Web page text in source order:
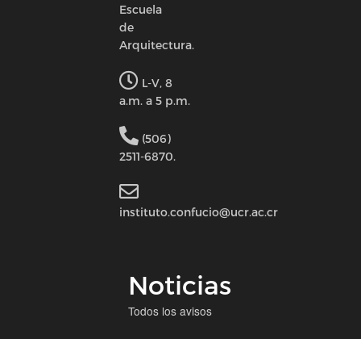
Escuela
de
Arquitectura.
L-V, 8
a.m. a 5 p.m.
(506)
2511-6870.
instituto.confucio@ucr.ac.cr
Noticias
Todos los avisos